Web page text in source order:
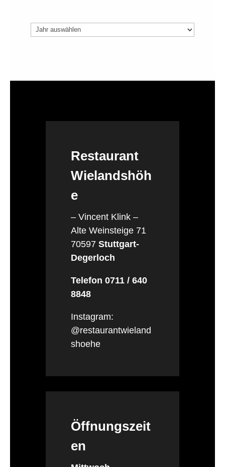
Archiv
Restaurant
Wielandshöh
e
– Vincent Klink –
Alte Weinsteige 71
70597 Stuttgart-
Degerloch
Telefon 0711 / 640
8848
Instagram:
@restaurantwieland
shoehe
Öffnungszeit
en